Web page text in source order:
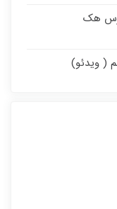
هک
( ویدئو)